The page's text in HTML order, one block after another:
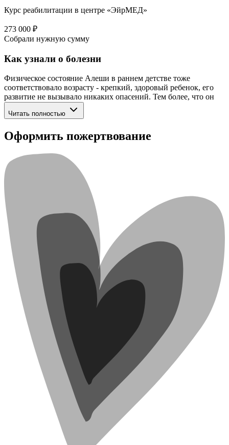
Курс реабилитации в центре «ЭйрМЕД»
273 000 ₽
Собрали нужную сумму
Как узнали о болезни
Физическое состояние Алеши в раннем детстве тоже
соответствовало возрасту - крепкий, здоровый ребенок, его
развитие не вызывало никаких опасений. Тем более, что он
демонстрировал высокий уровень интеллектуального
развития, рано начал говорить. Но в возрасте 6 месяцев
опоры Алеша стоял на коленках, а на ножки вставать не мог,
ползать стал, подтягивая за собой ноги. Обращения к врачам
не давало ответа на вопрос. Прошли обследование в
Иркутской областной детской клинической больнице, где и
было высказано предположение о наличии редкого
генетического заболевания – спинально-мышечная атрофия,
но не было явно выраженных признаков данного заболевания.
Диагноз подтверждается только генетическим анализом,
который выполняется специализированной лабораторией,
только в Москве. Анализ был выполнен дважды: в первый раз
для подтверждения диагноза, второй раз – для назначения
лекарственного препарата. На тот момент в России было
зарегистрировано одно из 3 известных в мире лекарств,
используемых при лечении данного заболевания. Это одни из
самых дорогих лекарств в мире. Стоимость одного укола
Спинразы на тот момент составляла - около 8 миллионов
рублей. Препарат назначается пожизненно: первый год 6
уколов, далее каждые 4 месяца. Спустя 4 месяца после
установления диагноза, преодолев трудности, связанные с
получением препарата, началось лечение. На сегодняшний
день Алеша получил 7 доз, медикаментозное лечение и
реабилитация дают свои плоды его состояние улучшается он
стал увереннее сидеть, держать голову, больше времени может
стоят в вертикализаторе. Он очень радуется, когда у него
получается что-то новое, что он раньше не мог сделать, и
начинает это повторять вновь и вновь. Врачи дают гарантию в
том, что Алеша может встать на ножки и научиться ходить, но
для этого нам нужно много работать: специализированная
реабилитация, домашние тренировки – залог успеха Алеши.
Мальчиком уже был пройден курс реабилитации в центре
«Адели», прогресс после которого был очевиден - Алеша
очень окреп в руках специалистов. Но для того, чтобы
осуществить его мечту и начать ходить самостоятельно,
необходимо проходить курсы реабилитации регулярно. Наш
Читать полностью
Оформить пожертвование